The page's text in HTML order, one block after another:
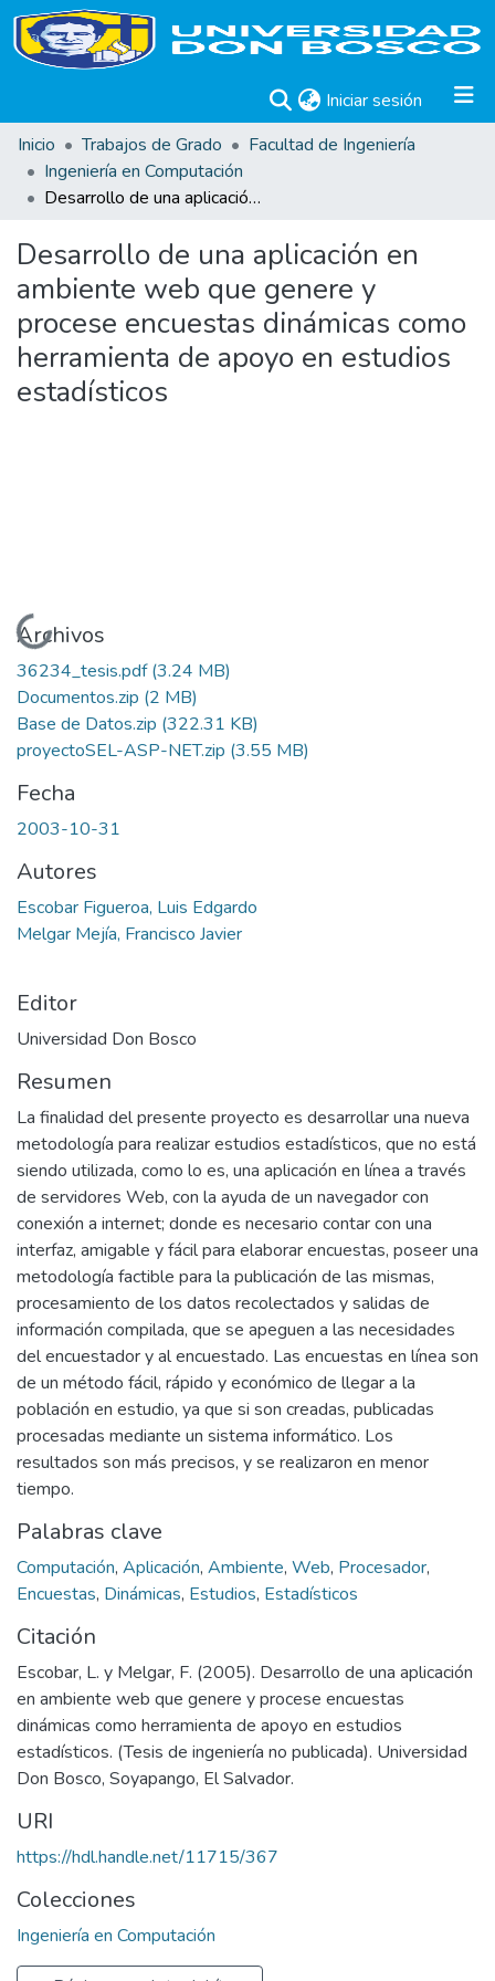
Iniciar sesión (current)
Inicio
Trabajos de Grado
Facultad de Ingeniería
Ingeniería en Computación
Desarrollo de una aplicación en ambiente web que genere y procese encuestas dinámicas como herramienta de apoyo en estudios estadísticos
Desarrollo de una aplicación en
ambiente web que genere y
procese encuestas dinámicas como
herramienta de apoyo en estudios
estadísticos
Cargando...
Archivos
36234_tesis.pdf(3.24 MB)
Documentos.zip (2 MB)
Base de Datos.zip (322.31 KB)
proyectoSEL-ASP-NET.zip (3.55 MB)
Fecha
2003-10-31
Autores
Escobar Figueroa, Luis Edgardo
Melgar Mejía, Francisco Javier
Editor
Universidad Don Bosco
Resumen
La finalidad del presente proyecto es desarrollar una nueva
metodología para realizar estudios estadísticos, que no está
siendo utilizada, como lo es, una aplicación en línea a través
de servidores Web, con la ayuda de un navegador con
conexión a internet; donde es necesario contar con una
interfaz, amigable y fácil para elaborar encuestas, poseer una
metodología factible para la publicación de las mismas,
procesamiento de los datos recolectados y salidas de
información compilada, que se apeguen a las necesidades
del encuestador y al encuestado. Las encuestas en línea son
de un método fácil, rápido y económico de llegar a la
población en estudio, ya que si son creadas, publicadas
procesadas mediante un sistema informático. Los
resultados son más precisos, y se realizaron en menor
tiempo.
Palabras clave
Computación, Aplicación, Ambiente, Web, Procesador,
Encuestas, Dinámicas, Estudios, Estadísticos
Citación
Escobar, L. y Melgar, F. (2005). Desarrollo de una aplicación
en ambiente web que genere y procese encuestas
dinámicas como herramienta de apoyo en estudios
estadísticos. (Tesis de ingeniería no publicada). Universidad
Don Bosco, Soyapango, El Salvador.
URI
https://hdl.handle.net/11715/367
Colecciones
Ingeniería en Computación